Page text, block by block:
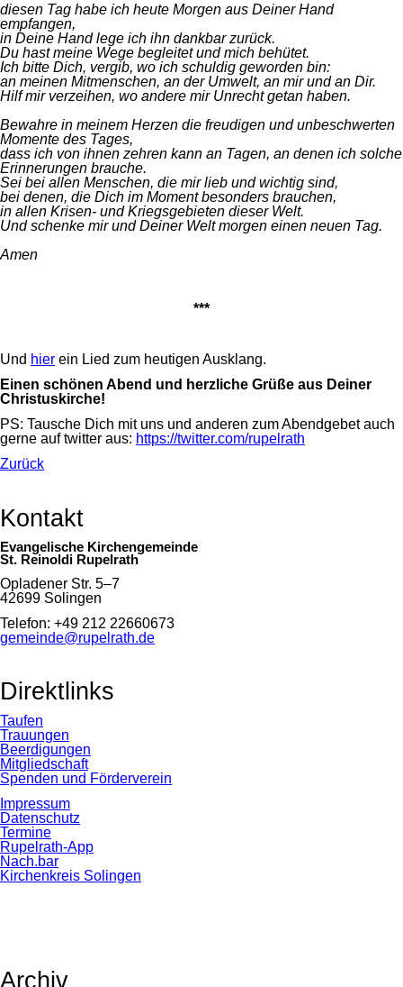
diesen Tag habe ich heute Morgen aus Deiner Hand
empfangen,
in Deine Hand lege ich ihn dankbar zurück.
Du hast meine Wege begleitet und mich behütet.
Ich bitte Dich, vergib, wo ich schuldig geworden bin:
an meinen Mitmenschen, an der Umwelt, an mir und an Dir.
Hilf mir verzeihen, wo andere mir Unrecht getan haben.
Bewahre in meinem Herzen die freudigen und unbeschwerten
Momente des Tages,
dass ich von ihnen zehren kann an Tagen, an denen ich solche
Erinnerungen brauche.
Sei bei allen Menschen, die mir lieb und wichtig sind,
bei denen, die Dich im Moment besonders brauchen,
in allen Krisen- und Kriegsgebieten dieser Welt.
Und schenke mir und Deiner Welt morgen einen neuen Tag.
Amen
***
Und hier ein Lied zum heutigen Ausklang.
Einen schönen Abend und herzliche Grüße aus Deiner
Christuskirche!
PS: Tausche Dich mit uns und anderen zum Abendgebet auch
gerne auf twitter aus: https://twitter.com/rupelrath
Zurück
Kontakt
Evangelische Kirchengemeinde
St. Reinoldi Rupelrath
Opladener Str. 5–7
42699 Solingen
Telefon: +49 212 22660673
gemeinde@rupelrath.de
Direktlinks
Taufen
Trauungen
Beerdigungen
Mitgliedschaft
Spenden und Förderverein
Impressum
Datenschutz
Termine
Rupelrath-App
Nach.bar
Kirchenkreis Solingen
Archiv